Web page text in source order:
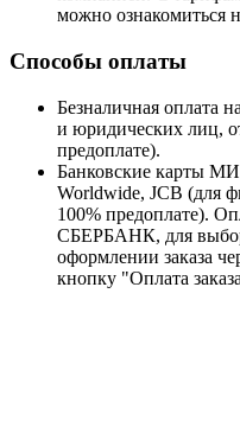
можно ознакомиться
Способы оплаты
Безналичная оплата
и юридических лиц,
предоплате).
Банковские карты
Worldwide, JCB (для
100% предоплате).
СБЕРБАНК, для
оформлении заказа
кнопку "Оплата